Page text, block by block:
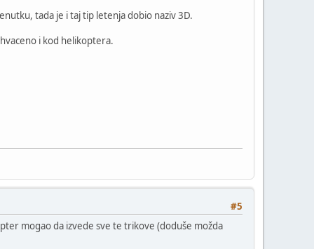
tada je i taj tip letenja dobio naziv 3D.
i kod helikoptera.
#5
mogao da izvede sve te trikove (doduše možda